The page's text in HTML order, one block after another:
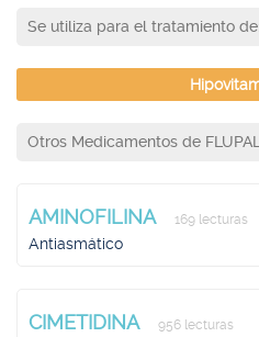
Se utiliza para el tratamiento de:
Otros Medicamentos de FLUPAL
AMINOFILINA 169 lecturas
Antiasmático
CIMETIDINA 956 lecturas